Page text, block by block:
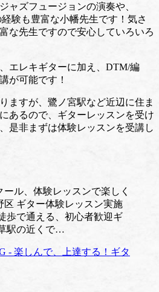
ャズフュージョンの演奏や、
験も豊富な小幡先生です！気さ
な先生ですので安心していろいろ
エレキギターに加え、DTM/編
が可能です！
ますが、鷺ノ宮駅など近辺に住ま
あるので、ギターレッスンを受け
是非まずは体験レッスンを受講し
ル、体験レッスンで楽しく
ギター体験レッスン実施
歩で通える、初心者歓迎ギ
駅の近くで…
- 楽しんで、上達する！ギタ